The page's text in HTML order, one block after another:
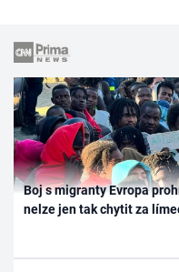
Boj s migranty Evropa
nelze jen tak chytit za